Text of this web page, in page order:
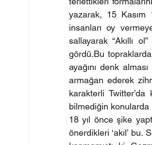
yazarak, 15 Kasım
insanları oy
sallayarak “Akıllı
gördü.Bu
ayağını denk
armağan ederek
karakterli Twitter’da
bilmediğin konularda
18 yıl önce şike
önerdikleri ‘akıl’ bu.